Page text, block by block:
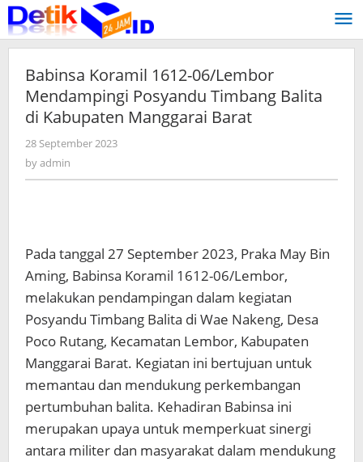
Skip
to
content
Babinsa Koramil 1612-06/Lembor
Mendampingi Posyandu Timbang Balita
di Kabupaten Manggarai Barat
28 September 2023
byadmin
Pada tanggal 27 September 2023, Praka May Bin
Aming, Babinsa Koramil 1612-06/Lembor,
melakukan pendampingan dalam kegiatan
Posyandu Timbang Balita di Wae Nakeng, Desa
Poco Rutang, Kecamatan Lembor, Kabupaten
Manggarai Barat. Kegiatan ini bertujuan untuk
memantau dan mendukung perkembangan
pertumbuhan balita. Kehadiran Babinsa ini
merupakan upaya untuk memperkuat sinergi
antara militer dan masyarakat dalam mendukung